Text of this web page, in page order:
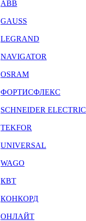
ABB
GAUSS
LEGRAND
NAVIGATOR
OSRAM
ФОРТИСФЛЕКС
SCHNEIDER ELECTRIC
TEKFOR
UNIVERSAL
WAGO
КВТ
КОНКОРД
ОНЛАЙТ